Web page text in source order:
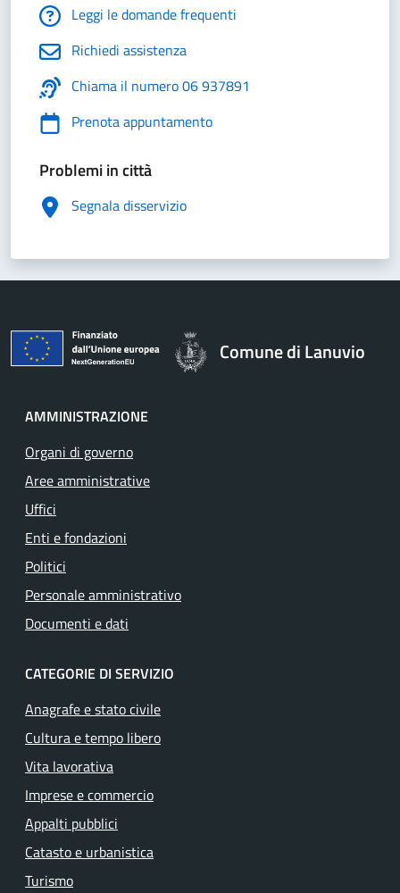
Leggi le domande frequenti
Richiedi assistenza
Chiama il numero 06 937891
Prenota appuntamento
Problemi in città
Segnala disservizio
Comune di Lanuvio
AMMINISTRAZIONE
Organi di governo
Aree amministrative
Uffici
Enti e fondazioni
Politici
Personale amministrativo
Documenti e dati
CATEGORIE DI SERVIZIO
Anagrafe e stato civile
Cultura e tempo libero
Vita lavorativa
Imprese e commercio
Appalti pubblici
Catasto e urbanistica
Turismo